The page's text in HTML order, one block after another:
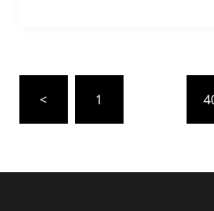
Beiträge
< 1